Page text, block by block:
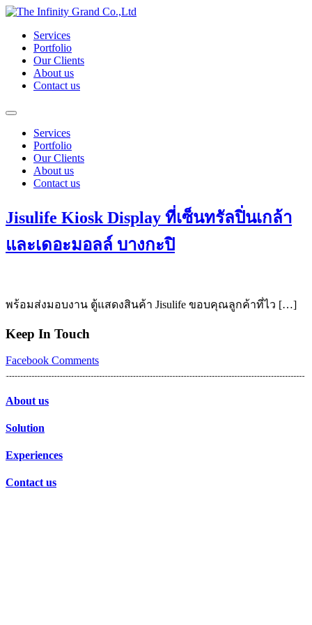
Skip
contentServices
Portfolio
Our Clients
About us
Contact us
Services
Portfolio
Our Clients
About us
Contact us
Jisulife Kiosk Display ที่เซ็นทรัลปิ่นเกล้า
และเดอะมอลล์ บางกะปิ
พร้อมส่งมอบงาน ตู้แสดงสินค้า Jisulife ขอบคุณลูกค้าที่ไว […]
Keep In Touch
Facebook Comments
About us
Solution
Experiences
Contact us